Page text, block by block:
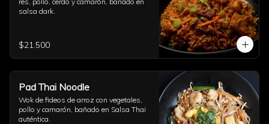
salsa dark.
$21.500
Pad Thai Noodle
Wok de fideos de arroz con vegetales,
pollo y camarón, bañado en Salsa Thai
auténtica.